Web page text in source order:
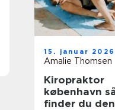
15. januar 2026
Amalie Thomsen
Kiropraktor
københavn sådan
finder du den